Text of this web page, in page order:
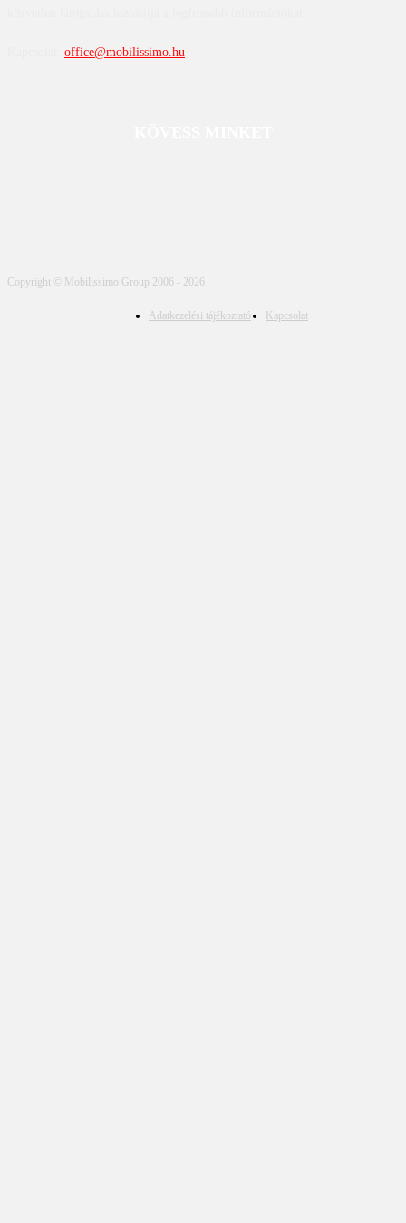
office@mobilissimo.hu
Copyright © Mobilissimo Group 2006 - 2026
Adatkezelési tájékoztató Kapcsolat